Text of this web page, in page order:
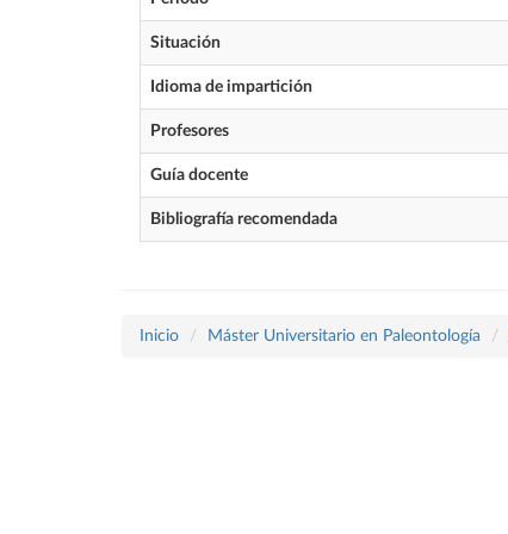
Situación
Idioma de impartición
Profesores
Guía docente
Bibliografía recomendada
Inicio Máster Universitario en Paleontología